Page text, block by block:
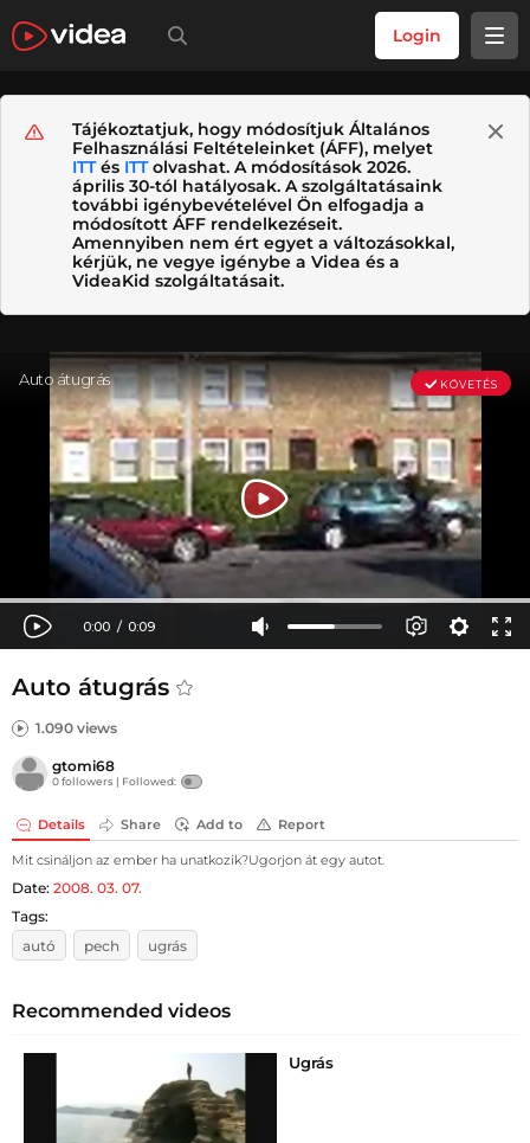
Login
Tájékoztatjuk, hogy módosítjuk Általános
Felhasználási Feltételeinket (ÁFF), melyet
ITTés ITTolvashat. A módosítások 2026.
április 30-tól hatályosak. A szolgáltatásaink
további igénybevételével Ön elfogadja a
módosított ÁFF rendelkezéseit.
Amennyiben nem ért egyet a változásokkal,
kérjük, ne vegye igénybe a Videa és a
VideaKid szolgáltatásait.
Auto átugrás
1.090 views
gtomi68
0 followers | Followed:
Details Share Add to Report
Mit csináljon az ember ha unatkozik?Ugorjon át egy autot.
Date: 2008. 03. 07.
Tags:
autó
pech ugrás
Recommended videos
Ugrás